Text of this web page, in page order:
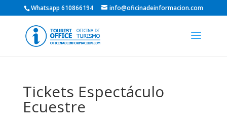
Whatsapp 610866194 info@oficinadeinformacion.com
Tickets Espectáculo
Ecuestre